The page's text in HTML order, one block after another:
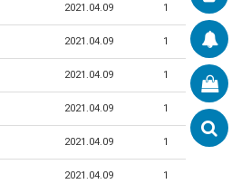
2021.04.09 1
2021.04.09 1
2021.04.09 1
2021.04.09 1
2021.04.09 1
2021.04.09 1